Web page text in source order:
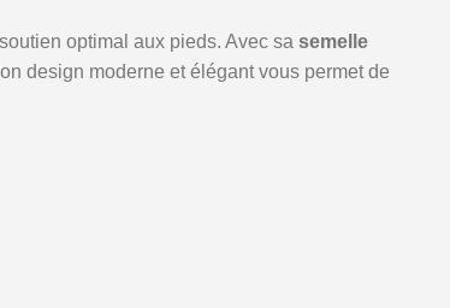
optimal aux pieds. Avec sa semelle
design moderne et élégant vous permet de